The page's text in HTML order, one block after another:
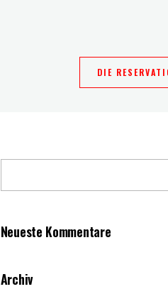
DIE
Neueste Kommentare
Archiv